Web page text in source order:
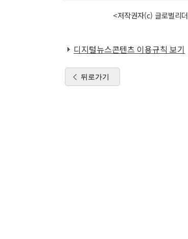
<저작권자(c) 글로벌리
디지털뉴스콘텐츠 이용규칙 보기
뒤로가기